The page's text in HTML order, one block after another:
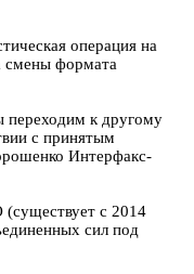
операция на
смены формата
к другому
с принятым
Интерфакс-
с 2014
сил под